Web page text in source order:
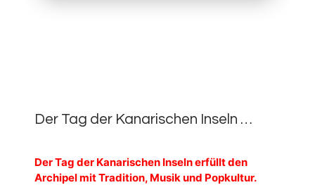
Der Tag der Kanarischen Inseln …
Der Tag der Kanarischen Inseln erfüllt den
Archipel mit Tradition, Musik und Popkultur.